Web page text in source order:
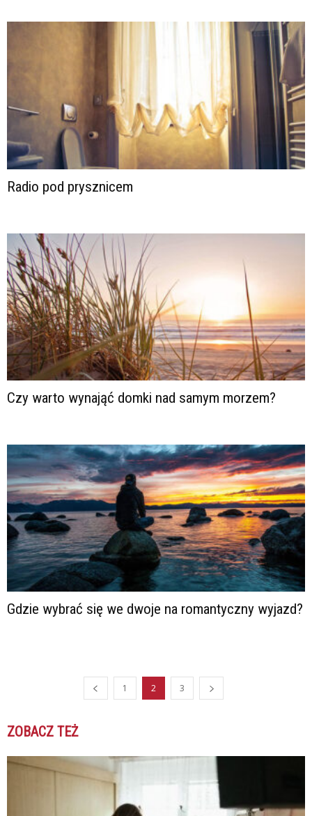
Radio pod prysznicem
Czy warto wynająć domki nad samym morzem?
Gdzie wybrać się we dwoje na romantyczny wyjazd?
1 2 3
ZOBACZ TEŻ